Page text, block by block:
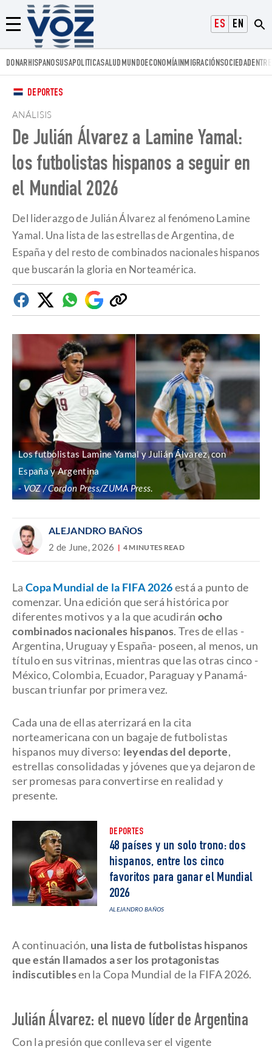
ESPAÑOLENGLISH
Menú
Voz.us
DONARHISPANOSUSAPOLITICASALUD MUNDOECONOMÍAINMIGRACIÓNSOCIEDAD
DEPORTES
ANÁLISIS
De Julián Álvarez a Lamine Yamal:
los futbolistas hispanos a seguir en
el Mundial 2026
Del liderazgo de Julián Álvarez al fenómeno Lamine
Yamal. Una lista de las estrellas de Argentina, de
España y del resto de combinados nacionales hispanos
que buscarán la gloria en Norteamérica.
FacebookTwitterWhatsapp
Google
Discover
Copiar
enlace
Los futbolistas Lamine Yamal y Julián Álvarez, con
España y Argentina
VOZ / Cordon Press/ZUMA Press.
ALEJANDRO BAÑOS
2 de June, 2026 4 MINUTES READ
La Copa Mundial de la FIFA 2026está a punto de
comenzar. Una edición que será histórica por
diferentes motivos y a la que acudirán ocho
combinados nacionales hispanos. Tres de ellas -
Argentina, Uruguay y España- poseen, al menos, un
título en sus vitrinas, mientras que las otras cinco -
México, Colombia, Ecuador, Paraguay y Panamá-
buscan triunfar por primera vez.
Cada una de ellas aterrizará en la cita
norteamericana con un bagaje de futbolistas
hispanos muy diverso: leyendas del deporte,
estrellas consolidadas y jóvenes que ya dejaron de
ser promesas para convertirse en realidad y
presente.
DEPORTES
48 países y un solo trono: dos
hispanos, entre los cinco
favoritos para ganar el Mundial
2026
ALEJANDRO BAÑOS
A continuación, una lista de futbolistas hispanos
que están llamados a ser los protagonistas
indiscutiblesen la Copa Mundial de la FIFA 2026.
Julián Álvarez: el nuevo líder de Argentina
Con la presión que conlleva ser el vigente